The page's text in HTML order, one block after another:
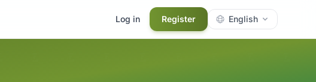
Log in Register English